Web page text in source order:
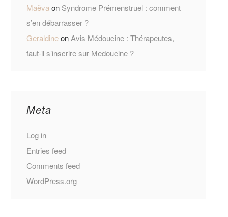
Maëvaon Syndrome Prémenstruel : comment
s’en débarrasser ?
GeraldineonAvis Médoucine : Thérapeutes,
faut-il s’inscrire sur Medoucine ?
Meta
Log in
Entries feed
Comments feed
WordPress.org